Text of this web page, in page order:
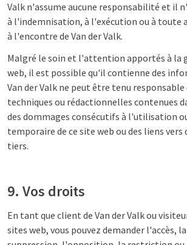
Valk n'assume aucune responsabilité et il
à l'indemnisation, à l'exécution ou à toute
à l'encontre de Van der Valk.
Malgré le soin et l'attention apportés à la
web, il est possible qu'il contienne des
Van der Valk ne peut être tenu responsable
techniques ou rédactionnelles contenues
des dommages consécutifs à l'utilisation
temporaire de ce site web ou des liens vers
tiers.
9. Vos droits
En tant que client de Van der Valk ou
sites web, vous pouvez demander l'accès,